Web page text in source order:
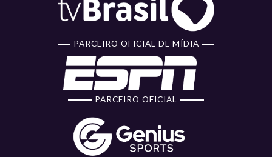
PARCEIRO OFICIAL DE MÍDIA
PARCEIRO OFICIAL